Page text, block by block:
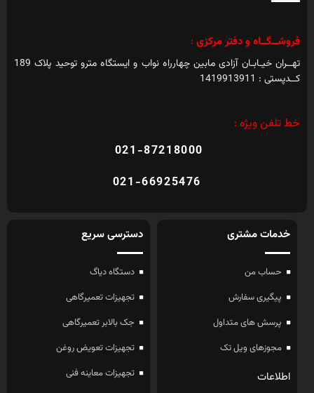
فروشــگــاه و دفتر مرکزی :
تهــران خیـابـان آزادی مابین چهارراه نواب و ایستگاه مترو توحید پلاک 189
کــدپستی : 1419913911
خط تلفن ویژه :
021-87218000
021-66925476
خدمات مشتری
حساب من
پیگیری سفارش
پرسش های متداول
مجوزهای ویل تک
اطلاعات
دسترسی سریع
دستگاه دیاگ
تجهیزات تعمیرگاهی
جک بالابر تعمیرگاهی
تجهیزات تعویض روغن
تجهیزات معاینه فنی